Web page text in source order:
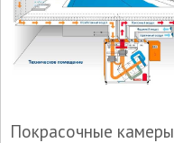
Покрасочные камеры